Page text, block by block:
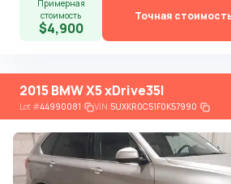
Примерная
стоимость
$4,900
Точная
2015 BMW X5 xDrive35I
Lot#44990081 VIN:5UXKR0C51F0K57990